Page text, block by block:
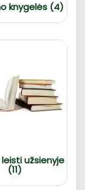
knygelės (4)
užsienyje
(11)